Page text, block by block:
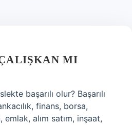
MI
başarılı olur? Başarılı
finans, borsa,
alım satım, inşaat,